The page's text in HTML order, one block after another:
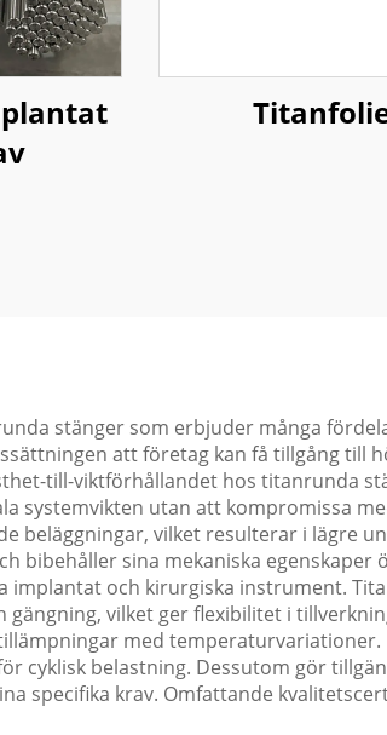
stänger som erbjuder många
att företag kan få tillgång till
till-viktförhållandet hos titanrunda
systemvikten utan att kompromissa
beläggningar, vilket resulterar i lägre
bibehåller sina mekaniska
implantat och kirurgiska instrument.
gängning, vilket ger flexibilitet i
med
cyklisk belastning. Dessutom gör
specifika krav. Omfattande